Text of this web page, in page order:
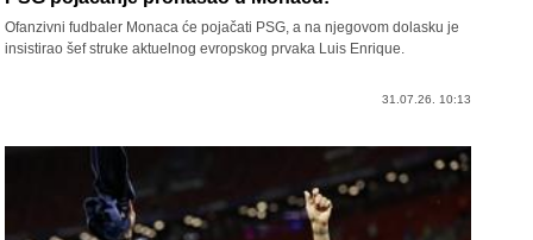
Ofanzivni fudbaler Monaca će pojačati PSG, a na njegovom dolasku je
insistirao šef struke aktuelnog evropskog prvaka Luis Enrique.
31.07.26. 10:13